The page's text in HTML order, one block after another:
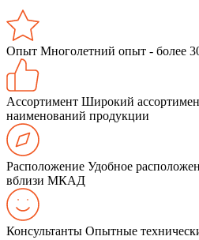
Опыт Многолетний опыт - более
Ассортимент Широкий
наименований продукции
Расположение Удобное
вблизи МКАД
Консультанты Опытные